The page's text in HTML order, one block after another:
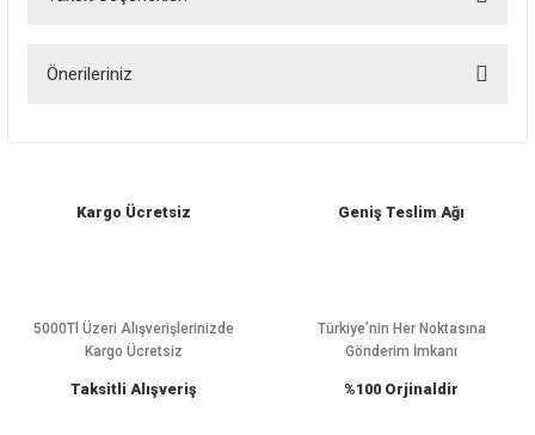
Önerileriniz
Ürün bilgilerinde hatalar bulunuyor.
Ürün fiyatı diğer sitelerden daha pahalı.
Bu ürüne benzer farklı alternatifler olmalı.
Kargo Ücretsiz
5000Tl Üzeri Alışverişlerinizde
Kargo Ücretsiz
Geniş Teslim Ağı
Türkiye’nin Her Noktasına
Gönderim İmkanı
Taksitli Alışveriş %100 Orjinaldir